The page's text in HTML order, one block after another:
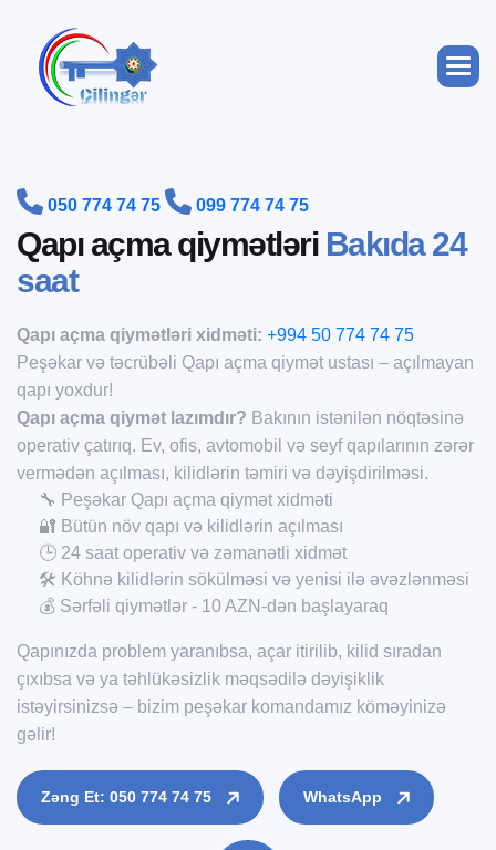
 050 774 74 75  099 774 74 75
Qapı açma qiymətləri Bakıda 24
saat
Qapı açma qiymətləri xidməti: +994 50 774 74 75
Peşəkar və təcrübəli Qapı açma qiymət ustası – açılmayan
qapı yoxdur!
Qapı açma qiymət lazımdır? Bakının istənilən nöqtəsinə
operativ çatırıq. Ev, ofis, avtomobil və seyf qapılarının zərər
vermədən açılması, kilidlərin təmiri və dəyişdirilməsi.
🔧 Peşəkar Qapı açma qiymət xidməti
🔐 Bütün növ qapı və kilidlərin açılması
🕒 24 saat operativ və zəmanətli xidmət
🛠️ Köhnə kilidlərin sökülməsi və yenisi ilə əvəzlənməsi
💰 Sərfəli qiymətlər - 10 AZN-dən başlayaraq
Qapınızda problem yaranıbsa, açar itirilib, kilid sıradan
çıxıbsa və ya təhlükəsizlik məqsədilə dəyişiklik
istəyirsinizsə – bizim peşəkar komandamız köməyinizə
gəlir!
Zəng Et: 050 774 74 75 WhatsApp